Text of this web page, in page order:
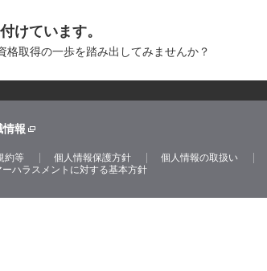
けています。
取得の一歩を踏み出してみませんか？
情報
約等 個人情報保護方針 個人情報の取扱い
ーハラスメントに対する基本方針